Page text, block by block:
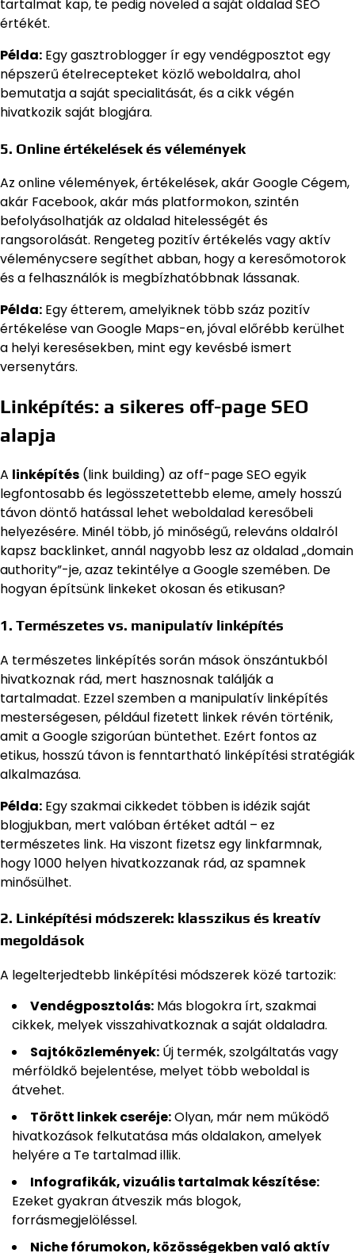
tartalmat kap, te pedig növeled a saját oldalad SEO
értékét.
Példa: Egy gasztroblogger ír egy vendégposztot egy
népszerű ételrecepteket közlő weboldalra, ahol
bemutatja a saját specialitását, és a cikk végén
hivatkozik saját blogjára.
5. Online értékelések és vélemények
Az online vélemények, értékelések, akár Google Cégem,
akár Facebook, akár más platformokon, szintén
befolyásolhatják az oldalad hitelességét és
rangsorolását. Rengeteg pozitív értékelés vagy aktív
véleménycsere segíthet abban, hogy a keresőmotorok
és a felhasználók is megbízhatóbbnak lássanak.
Példa: Egy étterem, amelyiknek több száz pozitív
értékelése van Google Maps-en, jóval előrébb kerülhet
a helyi keresésekben, mint egy kevésbé ismert
versenytárs.
Linképítés: a sikeres off-page SEO
alapja
A linképítés (link building) az off-page SEO egyik
legfontosabb és legösszetettebb eleme, amely hosszú
távon döntő hatással lehet weboldalad keresőbeli
helyezésére. Minél több, jó minőségű, releváns oldalról
kapsz backlinket, annál nagyobb lesz az oldalad „domain
authority”-je, azaz tekintélye a Google szemében. De
hogyan építsünk linkeket okosan és etikusan?
1. Természetes vs. manipulatív linképítés
A természetes linképítés során mások önszántukból
hivatkoznak rád, mert hasznosnak találják a
tartalmadat. Ezzel szemben a manipulatív linképítés
mesterségesen, például fizetett linkek révén történik,
amit a Google szigorúan büntethet. Ezért fontos az
etikus, hosszú távon is fenntartható linképítési stratégiák
alkalmazása.
Példa: Egy szakmai cikkedet többen is idézik saját
blogjukban, mert valóban értéket adtál – ez
természetes link. Ha viszont fizetsz egy linkfarmnak,
hogy 1000 helyen hivatkozzanak rád, az spamnek
minősülhet.
2. Linképítési módszerek: klasszikus és kreatív
megoldások
A legelterjedtebb linképítési módszerek közé tartozik:
Vendégposztolás: Más blogokra írt, szakmai
cikkek, melyek visszahivatkoznak a saját oldaladra.
Sajtóközlemények: Új termék, szolgáltatás vagy
mérföldkő bejelentése, melyet több weboldal is
átvehet.
Törött linkek cseréje:Olyan, már nem működő
hivatkozások felkutatása más oldalakon, amelyek
helyére a Te tartalmad illik.
Infografikák, vizuális tartalmak készítése:
Ezeket gyakran átveszik más blogok,
forrásmegjelöléssel.
Niche fórumokon, közösségekben való aktív